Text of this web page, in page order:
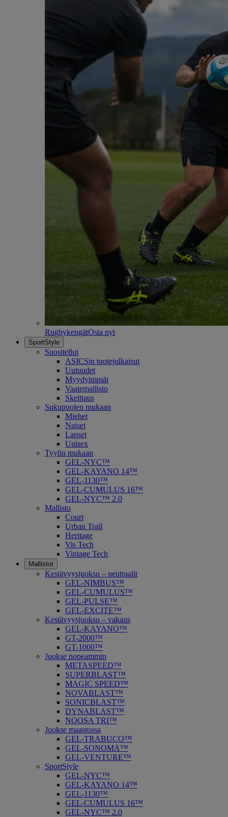
RugbykengätOsta nyt
SportStyle
Suositellut
ASICSin tuotejulkaisut
Uutuudet
Myydyimmät
Vaatemallisto
Skeittaus
Sukupuolen mukaan
Miehet
Naiset
Lapset
Unisex
Tyylin mukaan
GEL-NYC™
GEL-KAYANO 14™
GEL-1130™
GEL-CUMULUS 16™
GEL-NYC™ 2.0
Mallisto
Court
Urban Trail
Heritage
Vis Tech
Vintage Tech
Mallistot
Kestävyysjuoksu – neutraalit
GEL-NIMBUS™
GEL-CUMULUS™
GEL-PULSE™
GEL-EXCITE™
Kestävyysjuoksu – vakaus
GEL-KAYANO™
GT-2000™
GT-1000™
Juokse nopeammin
METASPEED™
SUPERBLAST™
MAGIC SPEED™
NOVABLAST™
SONICBLAST™
DYNABLAST™
NOOSA TRI™
Juokse maastossa
GEL-TRABUCO™
GEL-SONOMA™
GEL-VENTURE™
SportStyle
GEL-NYC™
GEL-KAYANO 14™
GEL-1130™
GEL-CUMULUS 16™
GEL-NYC™ 2.0